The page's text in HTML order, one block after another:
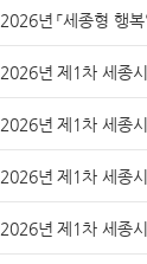
2026년 「세종형 행
2026년 제1차 세종
2026년 제1차 세종
2026년 제1차 세종
2026년 제1차 세종